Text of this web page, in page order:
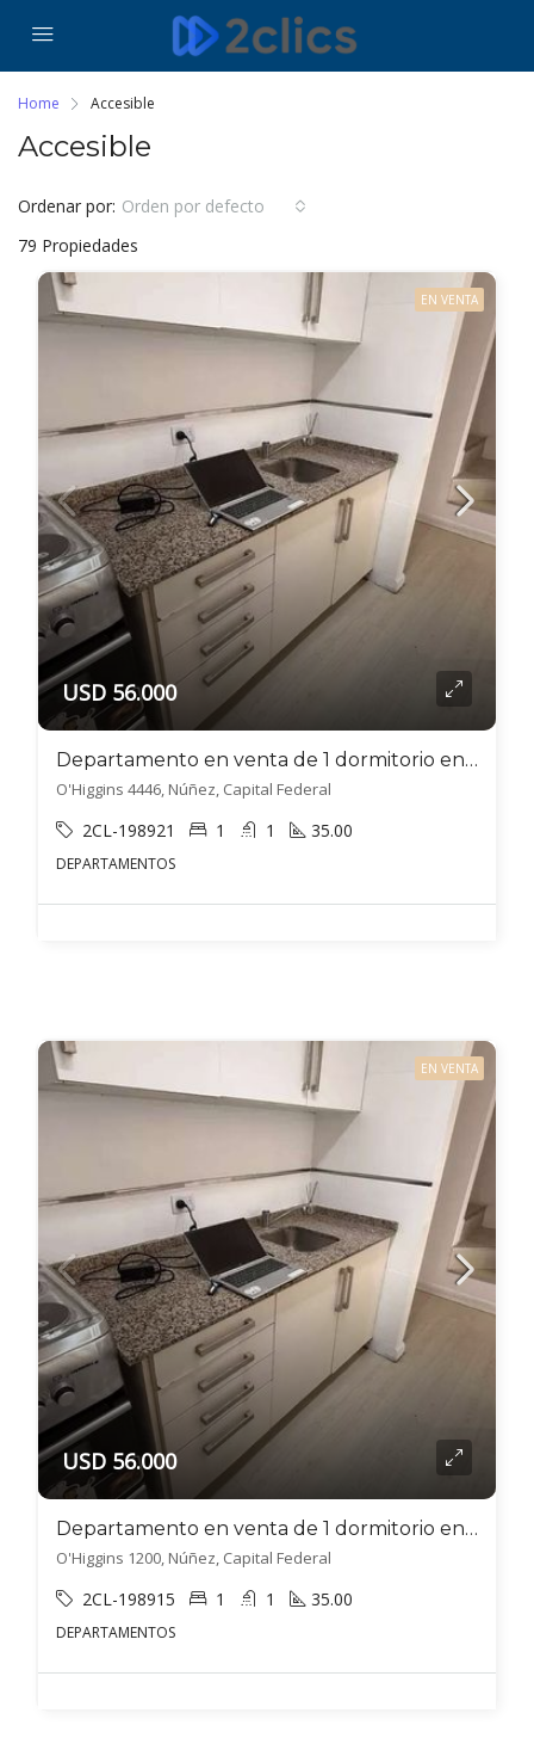
Home Accesible
Accesible
79 Propiedades
Ordenar por: Orden por defecto
EN VENTA
USD 56.000
Departamento en venta de 1 dormitorio en Villa Luzuriaga
O'Higgins 4446, Núñez, Capital Federal
2CL-198921 1 1 35.00
DEPARTAMENTOS
EN VENTA
USD 56.000
Departamento en venta de 1 dormitorio en Villa Luzuriaga
O'Higgins 1200, Núñez, Capital Federal
2CL-198915 1 1 35.00
DEPARTAMENTOS